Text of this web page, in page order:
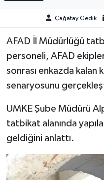
Çağatay Gedik
AFAD İl Müdürlüğü
personeli, AFAD
sonrası enkazda kalan
senaryosunu
UMKE Şube Müdürü
tatbikat alanında
geldiğini anlattı.